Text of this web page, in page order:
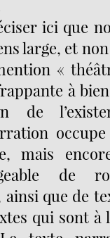
ici que
large, et
«
à
de
mais
de
que de
qui sont à